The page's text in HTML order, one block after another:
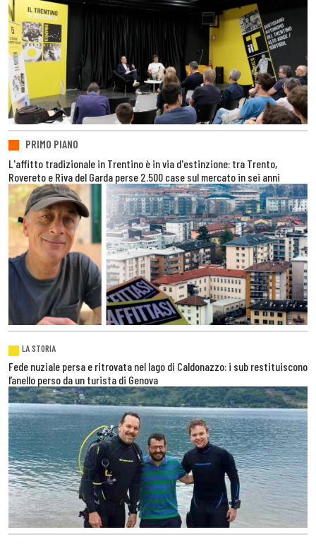
PRIMO PIANO
L'affitto tradizionale in Trentino è in via d'estinzione: tra Trento,
Rovereto e Riva del Garda perse 2.500 case sul mercato in sei anni
LA STORIA
Fede nuziale persa e ritrovata nel lago di Caldonazzo: i sub restituiscono
l’anello perso da un turista di Genova